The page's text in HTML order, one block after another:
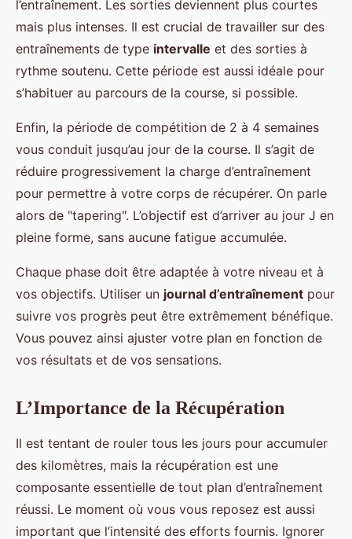
l’entraînement. Les sorties deviennent plus courtes
mais plus intenses. Il est crucial de travailler sur des
entraînements de type intervalle et des sorties à
rythme soutenu. Cette période est aussi idéale pour
s’habituer au parcours de la course, si possible.
Enfin, la période de compétition de 2 à 4 semaines
vous conduit jusqu’au jour de la course. Il s’agit de
réduire progressivement la charge d’entraînement
pour permettre à votre corps de récupérer. On parle
alors de "tapering". L’objectif est d’arriver au jour J en
pleine forme, sans aucune fatigue accumulée.
Chaque phase doit être adaptée à votre niveau et à
vos objectifs. Utiliser un journal d’entraînement pour
suivre vos progrès peut être extrêmement bénéfique.
Vous pouvez ainsi ajuster votre plan en fonction de
vos résultats et de vos sensations.
L’Importance de la Récupération
Il est tentant de rouler tous les jours pour accumuler
des kilomètres, mais la récupération est une
composante essentielle de tout plan d’entraînement
réussi. Le moment où vous vous reposez est aussi
important que l’intensité des efforts fournis. Ignorer